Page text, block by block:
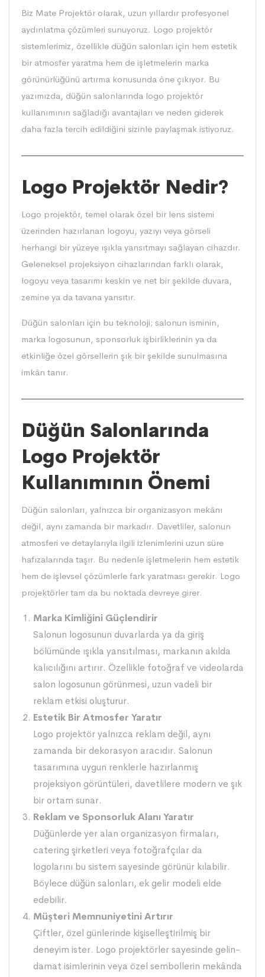
Biz Mate Projektör olarak, uzun yıllardır profesyonel
aydınlatma çözümleri sunuyoruz. Logo projektör
sistemlerimiz, özellikle düğün salonları için hem estetik
bir atmosfer yaratma hem de işletmelerin marka
görünürlüğünü artırma konusunda öne çıkıyor. Bu
yazımızda, düğün salonlarında logo projektör
kullanımının sağladığı avantajları ve neden giderek
daha fazla tercih edildiğini sizinle paylaşmak istiyoruz.
Logo Projektör Nedir?
Logo projektör, temel olarak özel bir lens sistemi
üzerinden hazırlanan logoyu, yazıyı veya görseli
herhangi bir yüzeye ışıkla yansıtmayı sağlayan cihazdır.
Geleneksel projeksiyon cihazlarından farklı olarak,
logoyu veya tasarımı keskin ve net bir şekilde duvara,
zemine ya da tavana yansıtır.
Düğün salonları için bu teknoloji; salonun isminin,
marka logosunun, sponsorluk işbirliklerinin ya da
etkinliğe özel görsellerin şık bir şekilde sunulmasına
imkân tanır.
Düğün Salonlarında
Logo Projektör
Kullanımının Önemi
Düğün salonları, yalnızca bir organizasyon mekânı
değil, aynı zamanda bir markadır. Davetliler, salonun
atmosferi ve detaylarıyla ilgili izlenimlerini uzun süre
hafızalarında taşır. Bu nedenle işletmelerin hem estetik
hem de işlevsel çözümlerle fark yaratması gerekir. Logo
projektörler tam da bu noktada devreye girer.
Marka Kimliğini Güçlendirir
Salonun logosunun duvarlarda ya da giriş
bölümünde ışıkla yansıtılması, markanın akılda
kalıcılığını artırır. Özellikle fotoğraf ve videolarda
salon logosunun görünmesi, uzun vadeli bir
reklam etkisi oluşturur.
Estetik Bir Atmosfer Yaratır
Logo projektör yalnızca reklam değil, aynı
zamanda bir dekorasyon aracıdır. Salonun
tasarımına uygun renklerle hazırlanmış
projeksiyon görüntüleri, davetlilere modern ve şık
bir ortam sunar.
Reklam ve Sponsorluk Alanı Yaratır
Düğünlerde yer alan organizasyon firmaları,
catering şirketleri veya fotoğrafçılar da
logolarını bu sistem sayesinde görünür kılabilir.
Böylece düğün salonları, ek gelir modeli elde
edebilir.
Müşteri Memnuniyetini Artırır
Çiftler, özel günlerinde kişiselleştirilmiş bir
deneyim ister. Logo projektörler sayesinde gelin-
damat isimlerinin veya özel sembollerin mekânda